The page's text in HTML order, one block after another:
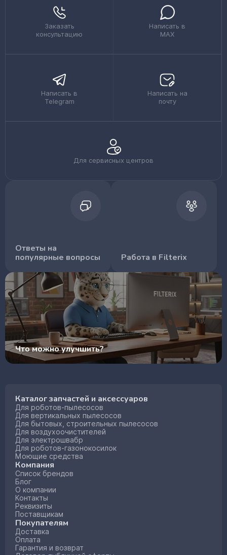
Заказать
консультацию
Написать в
MAX
Написать в
Telegram
Написать на
почту
Для сервисных центров
Ответы на
популярные вопросы
Работа в Filterix
Что можно улучшить?
Каталог запчастей и аксессуаров
Для роботов-пылесосов
Для вертикальных пылесосов
Для бытовых, строительных пылесосов
Для воздухоочистителей
Для электрошвабр
Для роботов-газонокосилок
Моющие средства
Компания
Список брендов
Блог
О компании
Контакты
Реквизиты
Поставщикам
Покупателям
Доставка
Оплата
Гарантия и возврат